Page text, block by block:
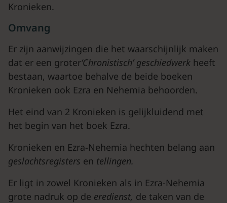
Kronieken.
Omvang
Er zijn aanwijzingen die het waarschijnlijk maken
dat er een groter‘Chronistisch’ geschiedwerk heeft
bestaan, waartoe behalve de beide boeken
Kronieken ook Ezra en Nehemia behoorden.
Het eind van 2 Kronieken is gelijkluidend met
het begin van het boek Ezra.
Kronieken en Ezra-Nehemia hechten belang aan
geslachtsregisters en tellingen.
Er ligt in zowel Kronieken als in Ezra-Nehemia
grote nadruk op de eredienst, de taken van de